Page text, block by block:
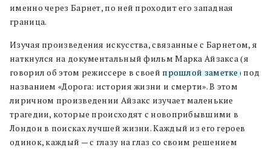
именно через Барнет, по ней проходит его западная
граница.
Изучая произведения искусства, связанные с Барнетом, я
наткнулся на документальный фильм Марка Айзакса (я
говорил об этом режиссере в своей прошлой заметке) под
названием «Дорога: история жизни и смерти». В этом
лиричном произведении Айзакс изучает маленькие
трагедии, которые происходят с новоприбывшими в
Лондон в поисках лучшей жизни. Каждый из его героев
одинок, каждый — с глазу на глаз со своим решением